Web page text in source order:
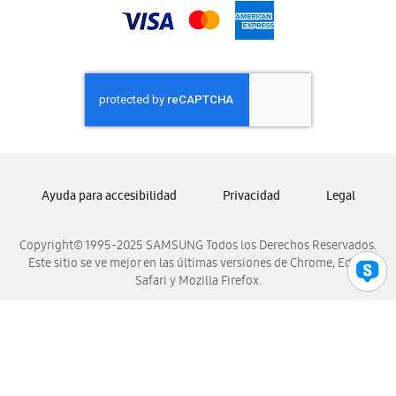
Samsung Nicaragua
Samsung Panamá
Samsung República Dominicana
Samsung Venezuela
Copyright© 1995-2025 SAMSUNG Todos los Derechos Reservados.
Este sitio se ve mejor en las últimas versiones de Chrome, Edge,
Safari y Mozilla Firefox.
Ayuda para accesibilidad Privacidad Legal